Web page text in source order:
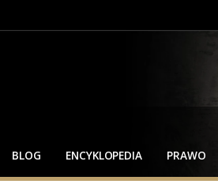
BLOG ENCYKLOPEDIA PRAWO